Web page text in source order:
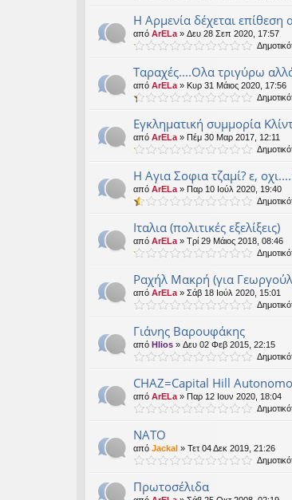
Η Αρμενία δέχεται επίθεση
από ArELa » Δευ 28 Σεπ 2020, 17:57
Tαραχές....Ολα τριγύρω
από ArELa » Κυρ 31 Μάιος 2020, 17:56
Εγκληματική συμμορία
από ArELa » Πέμ 30 Μαρ 2017, 12:11
Η Αγια Σοφια τζαμί? ε,
από ArELa » Παρ 10 Ιούλ 2020, 19:40
Ιταλια (πολιτικές εξελίξεις)
από ArELa » Τρί 29 Μάιος 2018, 08:46
Ραχήλ Μακρή (για
από ArELa » Σάβ 18 Ιούλ 2020, 15:01
Γιάνης Βαρουφάκης
από Hlios » Δευ 02 Φεβ 2015, 22:15
CHAZ=Capital Hill
από ArELa » Παρ 12 Ιουν 2020, 18:04
NATO
από Jackal » Τετ 04 Δεκ 2019, 21:26
Πρωτοσέλιδα